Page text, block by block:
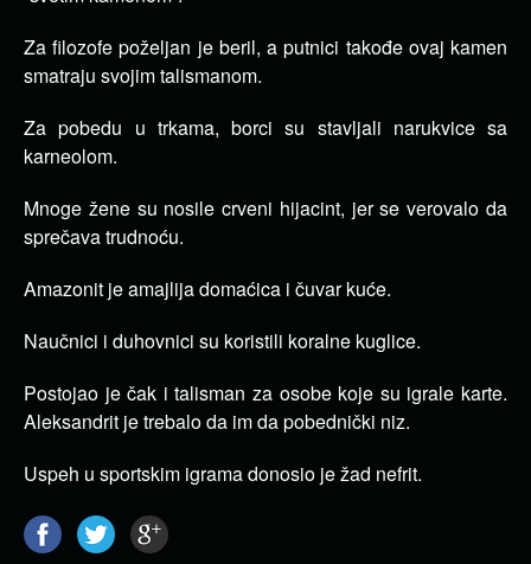
Za filozofe poželjan je beril, a putnici takođe ovaj kamen
smatraju svojim talismanom.
Za pobedu u trkama, borci su stavljali narukvice sa
karneolom.
Mnoge žene su nosile crveni hijacint, jer se verovalo da
sprečava trudnoću.
Amazonit je amajlija domaćica i čuvar kuće.
Naučnici i duhovnici su koristili koralne kuglice.
Postojao je čak i talisman za osobe koje su igrale karte.
Aleksandrit je trebalo da im da pobednički niz.
Uspeh u sportskim igrama donosio je žad nefrit.